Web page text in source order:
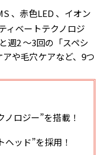
、赤色LED 、イオン
ィベートテクノロジ
週2 〜3回の「スペシ
や毛穴ケアなど、9つ
ロジー”を搭載！
ヘッド”を採用！